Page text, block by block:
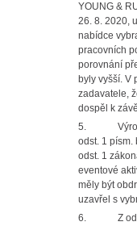
YOUNG &
26. 8. 2020,
nabídce
pracovních
porovnání
byly vyšší. V
zadavatele,
dospěl k
5.
odst. 1 písm.
odst. 1
eventové
měly být
uzavřel s
6.
Z